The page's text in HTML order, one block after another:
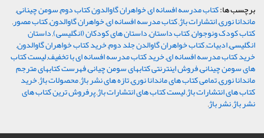
برچسب ها:کتاب مدرسه افسانه ای خواهران گاوالدون کتاب دوم,سومن چینانی,
ماندانا نوری,انتشارات باژ,کتاب مدرسه افسانه ای,خواهران گاوالدون,کتاب مصور,
کتاب کودک ونوجوان,کتاب داستان,داستان های کودکان (انگلیسی),داستان
انگلیسی,ادبیات,کتاب خواهران گاوالدن جلد دوم,خرید کتاب خواهران گاوالدون,
خرید کتاب مدرسه افسانه ای,خرید کتاب مدرسه افسانه ای با تخفیف,لیست کتاب
های سومن چینانی,فروش اینترنتی کتابهای سومن چیانی,فهرست کتابهای مترجم
ماندانا نوری,تمامی کتاب های ماندانا نوری,تازه های نشر باژ,محصولات باژ,خرید
کتاب های انتشارات باژ,لیست کتاب های انتشارات باژ,پرفروش ترین کتاب های
نشر باژ,نشر باژ,